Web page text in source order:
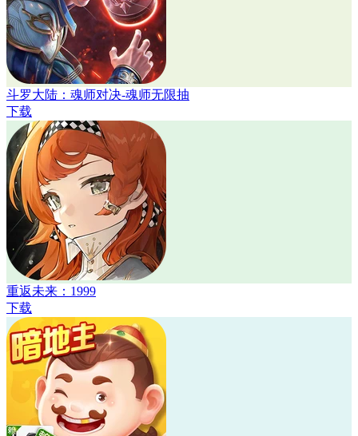
斗罗大陆：魂师对决-魂师无限抽
下载
重返未来：1999
下载